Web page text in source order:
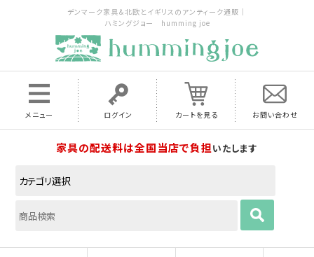
デンマーク家具＆北欧とイギリスのアンティーク通販｜
ハミングジョー humming joe
メニュー ログイン カートを見る お問い合わせ
家具の配送料は全国当店で負担いたします